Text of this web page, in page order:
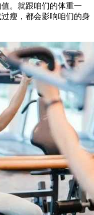
。就跟咱们的体重一
瘦，都会影响咱们的身